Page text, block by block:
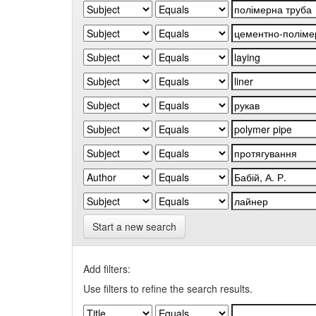
Start a new search
Add filters:
Use filters to refine the search results.